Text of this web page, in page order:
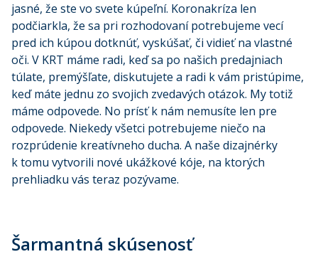
jasné, že ste vo svete kúpeľní. Koronakríza len
podčiarkla, že sa pri rozhodovaní potrebujeme vecí
pred ich kúpou dotknúť, vyskúšať, či vidieť na vlastné
oči. V KRT máme radi, keď sa po našich predajniach
túlate, premýšľate, diskutujete a radi k vám pristúpime,
keď máte jednu zo svojich zvedavých otázok. My totiž
máme odpovede. No prísť k nám nemusíte len pre
odpovede. Niekedy všetci potrebujeme niečo na
rozprúdenie kreatívneho ducha. A naše dizajnérky
k tomu vytvorili nové ukážkové kóje, na ktorých
prehliadku vás teraz pozývame.
Šarmantná skúsenosť